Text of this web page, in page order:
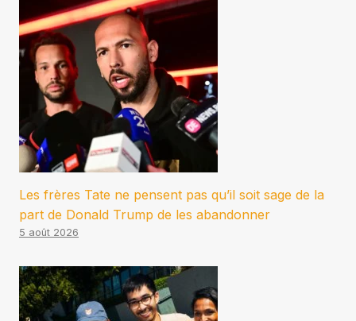
Les frères Tate ne pensent pas qu’il soit sage de la
part de Donald Trump de les abandonner
5 août 2026